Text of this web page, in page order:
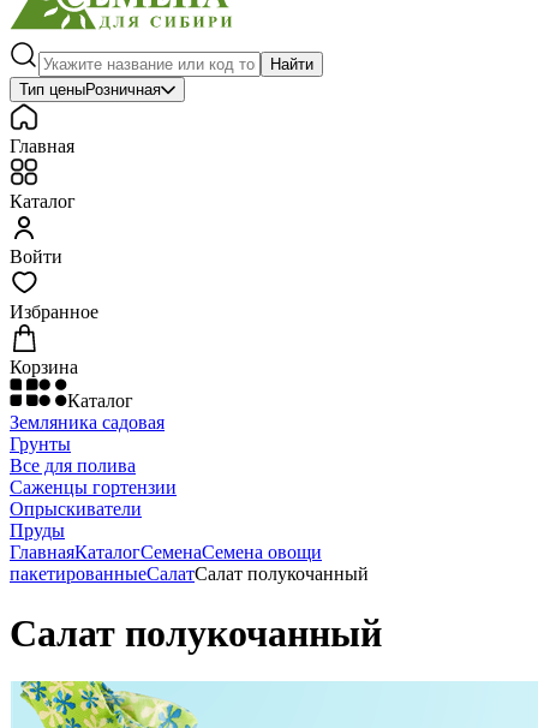
Найти
Тип ценыРозничная
Главная
Каталог
Войти
Избранное
Корзина
Каталог
Земляника садовая
Грунты
Все для полива
Саженцы гортензии
Опрыскиватели
Пруды
ГлавнаяКаталогСеменаСемена овощи
пакетированныеСалатСалат полукочанный
Салат полукочанный